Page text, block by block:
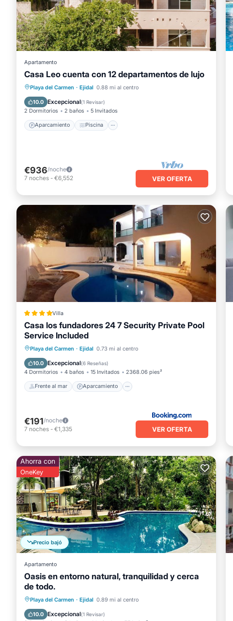
Apartamento
Casa Leo cuenta con 12 departamentos de lujo
Playa del Carmen · Ejidal 0.88 mi al centro
10.0 Excepcional(1 Revisar)
2 Dormitorios 2 baños 5 Invitados
Aparcamiento Piscina
Aparcamiento Piscina
Balcón/Terraza
€936/noche
7 noches - €6,552 VER OFERTA
Villa
Casa los fundadores 24 7 Security Private Pool
Service Included
Playa del Carmen · Ejidal 0.73 mi al centro
10.0 Excepcional(6 Reseñas)
4 Dormitorios 4 baños 15 Invitados 2368.06 pies²
Frente al mar Aparcamiento
Frente al mar Aparcamiento
Vista al mar
€191/noche
7 noches - €1,335 VER OFERTA
Precio bajó
Ahorra con
OneKey
Apartamento
Oasis en entorno natural, tranquilidad y cerca
de todo.
Playa del Carmen · Ejidal 0.89 mi al centro
10.0 Excepcional(1 Revisar)
Aparcamiento Piscina
Balcón/Terraza